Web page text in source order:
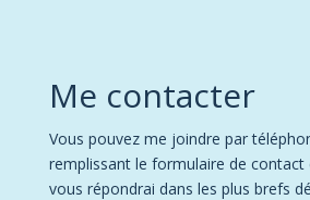
Me contacter
Vous pouvez me joindre par
remplissant le formulaire de contact
vous répondrai dans les plus brefs